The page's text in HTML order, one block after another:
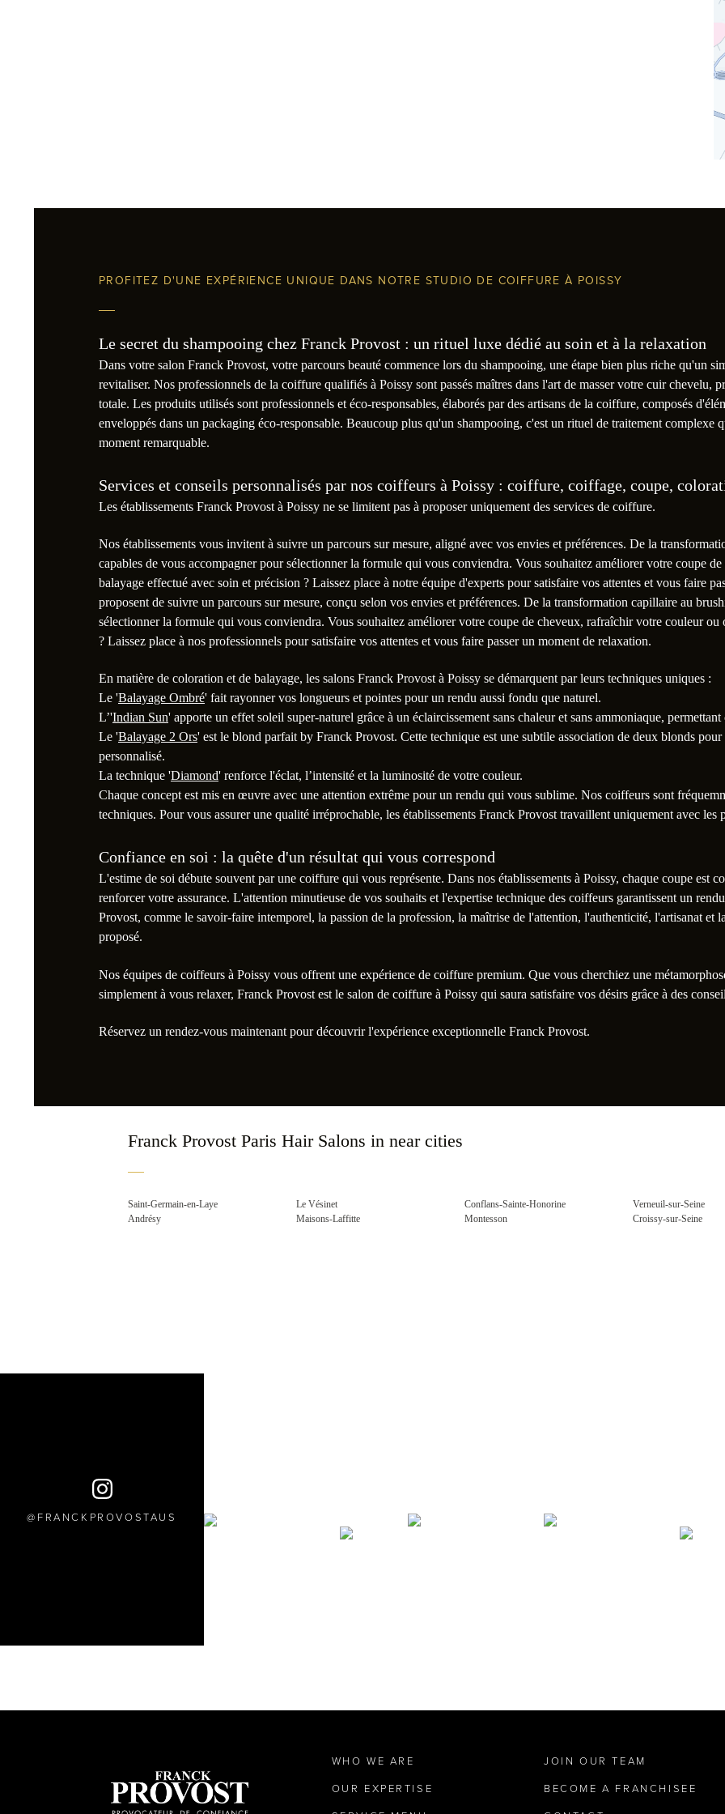
PROFITEZ D'UNE EXPÉRIENCE UNIQUE DANS NOTRE STUDIO DE COIFFURE À POISSY
Le secret du shampooing chez Franck Provost : un rituel luxe dédié au soin et à la relaxation
Dans votre salon Franck Provost, votre parcours beauté commence lors du shampooing, une étape bien plus riche qu'un
revitaliser. Nos professionnels de la coiffure qualifiés à Poissy sont passés maîtres dans l'art de masser votre cuir chevelu,
totale. Les produits utilisés sont professionnels et éco-responsables, élaborés par des artisans de la coiffure, composés
enveloppés dans un packaging éco-responsable. Beaucoup plus qu'un shampooing, c'est un rituel de traitement complexe
moment remarquable.
Services et conseils personnalisés par nos coiffeurs à Poissy : coiffure, coiffage, coupe,
Les établissements Franck Provost à Poissy ne se limitent pas à proposer uniquement des services de coiffure.
Nos établissements vous invitent à suivre un parcours sur mesure, aligné avec vos envies et préférences. De la
capables de vous accompagner pour sélectionner la formule qui vous conviendra. Vous souhaitez améliorer votre coupe
balayage effectué avec soin et précision ? Laissez place à notre équipe d'experts pour satisfaire vos attentes et vous faire
proposent de suivre un parcours sur mesure, conçu selon vos envies et préférences. De la transformation capillaire au
sélectionner la formule qui vous conviendra. Vous souhaitez améliorer votre coupe de cheveux, rafraîchir votre couleur ou
? Laissez place à nos professionnels pour satisfaire vos attentes et vous faire passer un moment de relaxation.
En matière de coloration et de balayage, les salons Franck Provost à Poissy se démarquent par leurs techniques uniques :
Le 'Balayage Ombré' fait rayonner vos longueurs et pointes pour un rendu aussi fondu que naturel.
L’'Indian Sun' apporte un effet soleil super-naturel grâce à un éclaircissement sans chaleur et sans ammoniaque,
Le 'Balayage 2 Ors' est le blond parfait by Franck Provost. Cette technique est une subtile association de deux blonds
personnalisé.
La technique 'Diamond' renforce l'éclat, l’intensité et la luminosité de votre couleur.
Chaque concept est mis en œuvre avec une attention extrême pour un rendu qui vous sublime. Nos coiffeurs sont
techniques. Pour vous assurer une qualité irréprochable, les établissements Franck Provost travaillent uniquement avec
Confiance en soi : la quête d'un résultat qui vous correspond
L'estime de soi débute souvent par une coiffure qui vous représente. Dans nos établissements à Poissy, chaque coupe est
renforcer votre assurance. L'attention minutieuse de vos souhaits et l'expertise technique des coiffeurs garantissent un
Provost, comme le savoir-faire intemporel, la passion de la profession, la maîtrise de l'attention, l'authenticité, l'artisanat et
proposé.
Nos équipes de coiffeurs à Poissy vous offrent une expérience de coiffure premium. Que vous cherchiez une
simplement à vous relaxer, Franck Provost est le salon de coiffure à Poissy qui saura satisfaire vos désirs grâce à des
Réservez un rendez-vous maintenant pour découvrir l'expérience exceptionnelle Franck Provost.
Franck Provost Paris Hair Salons in near cities
Saint-Germain-en-Laye
Andrésy
Le Vésinet
Maisons-Laffitte
Conflans-Sainte-Honorine
Montesson
Verneuil-sur-Seine
Croissy-sur-Seine
FRANCKPROVOSTAUS
WHO WE ARE
OUR EXPERTISE
JOIN OUR TEAM
BECOME A FRANCHISEE